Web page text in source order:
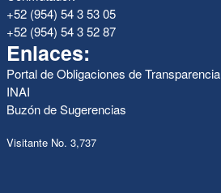
+52 (954) 54 3 53 05
+52 (954) 54 3 52 87
Enlaces:
Portal de Obligaciones de Transparencia
INAI
Buzón de Sugerencias
Visitante No. 3,737